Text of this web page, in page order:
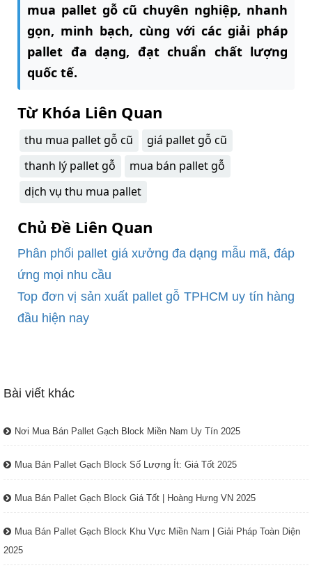
mua pallet gỗ cũ chuyên nghiệp, nhanh
gọn, minh bạch, cùng với các giải pháp
pallet đa dạng, đạt chuẩn chất lượng
quốc tế.
Từ Khóa Liên Quan
thu mua pallet gỗ cũ
giá pallet gỗ cũ
thanh lý pallet gỗ
mua bán pallet gỗ
dịch vụ thu mua pallet
Chủ Đề Liên Quan
Phân phối pallet giá xưởng đa dạng mẫu mã, đáp
ứng mọi nhu cầu
Top đơn vị sản xuất pallet gỗ TPHCM uy tín hàng
đầu hiện nay
Bài viết khác
Nơi Mua Bán Pallet Gạch Block Miền Nam Uy Tín 2025
Mua Bán Pallet Gạch Block Số Lượng Ít: Giá Tốt 2025
Mua Bán Pallet Gạch Block Giá Tốt | Hoàng Hưng VN 2025
Mua Bán Pallet Gạch Block Khu Vực Miền Nam | Giải Pháp Toàn Diện
2025